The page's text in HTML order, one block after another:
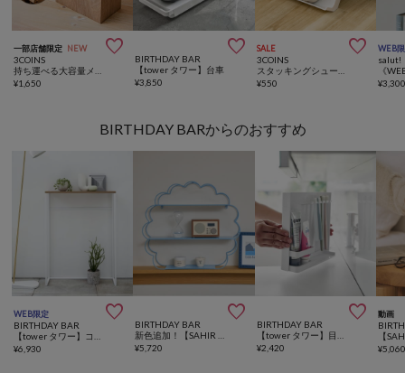
一部店舗限定 NEW 
3COINS
¥1,650

BIRTHDAY BAR
【tower タワー】台車
¥3,850
SALE 
3COINS
¥550
WEB
salut!
¥
BIRTHDAY BARからのおすすめ
WEB限定 
BIRTHDAY BAR
¥6,930

BIRTHDAY BAR
¥5,720

BIRTHDAY BAR
¥2,420
動画
¥